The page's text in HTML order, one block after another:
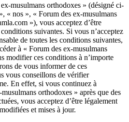
musulmans orthodoxes » (désigné ci-
« nos », « Forum des ex-musulmans
»), vous acceptez d’être
suivantes. Si vous n’acceptez
de toutes les conditions suivantes,
à « Forum des ex-musulmans
modifier ces conditions à n’importe
de vous informer de ces
vous conseillons de vérifier
En effet, si vous continuez à
orthodoxes » après que des
vous acceptez d’être légalement
et mises à jour.